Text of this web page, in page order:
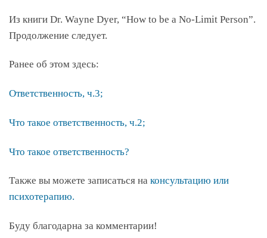
Из книги Dr. Wayne Dyer, “How to be a No-Limit Person”.
Продолжение следует.
Ранее об этом здесь:
Ответственность, ч.3;
Что такое ответственность, ч.2;
Что такое ответственность?
Также вы можете записаться на консультацию или
психотерапию.
Буду благодарна за комментарии!